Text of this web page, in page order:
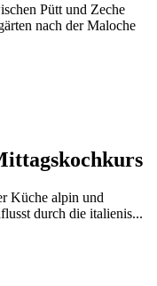
Pütt und Zeche
nach der Maloche
Küche alpin und
durch die italienis...